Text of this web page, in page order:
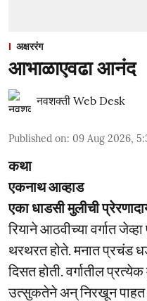
अक्षररंग
आभाळाएवढा आनंद
नवशक्ती Web Desk
Published on: 09 Aug 2026,
कथा
एकनाथ आव्हाड
एका धाडसी मुलीची
रियाने आठवीच्या वर्गात
थरथरत होते. मनात प्रचंड
दिसत होती. वर्गातील
उत्सुकतेने अन् निरखून पाहत